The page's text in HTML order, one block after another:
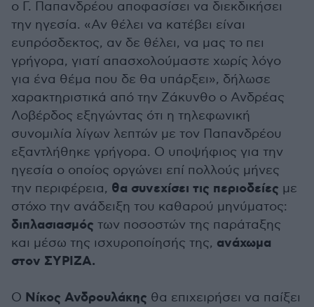
ο Γ. Παπανδρέου αποφασίσει να διεκδικήσει
την ηγεσία. «Αν θέλει να κατέβει είναι
ευπρόσδεκτος, αν δε θέλει, να μας το πει
γρήγορα, γιατί απασχολούμαστε χωρίς λόγο
για ένα θέμα που δε θα υπάρξει», δήλωσε
χαρακτηριστικά από την Ζάκυνθο ο Ανδρέας
Λοβέρδος εξηγώντας ότι η τηλεφωνική
συνομιλία λίγων λεπτών με τον Παπανδρέου
εξαντλήθηκε γρήγορα. Ο υποψήφιος για την
ηγεσία ο οποίος οργώνει επί πολλούς μήνες
την περιφέρεια, θα συνεχίσει τις περιοδείες με
στόχο την ανάδειξη του καθαρού μηνύματος:
διπλασιασμός των ποσοστών της παράταξης
και μέσω της ισχυροποίησής της, ανάχωμα
στον ΣΥΡΙΖΑ.
Ο Νίκος Ανδρουλάκης θα επιχειρήσει να παίξει